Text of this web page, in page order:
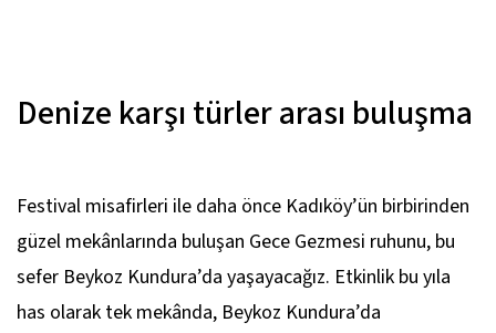
Denize karşı türler arası buluşma
Festival misafirleri ile daha önce Kadıköy’ün birbirinden
güzel mekânlarında buluşan Gece Gezmesi ruhunu, bu
sefer Beykoz Kundura’da yaşayacağız. Etkinlik bu yıla
has olarak tek mekânda, Beykoz Kundura’da